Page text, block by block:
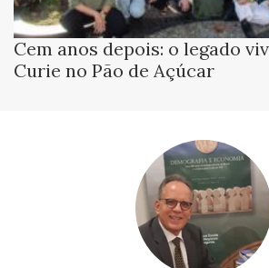
Cem anos depois: o legado
Curie no Pão de Açúcar